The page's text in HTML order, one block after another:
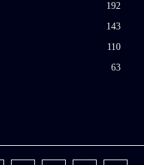
192
143
110
63